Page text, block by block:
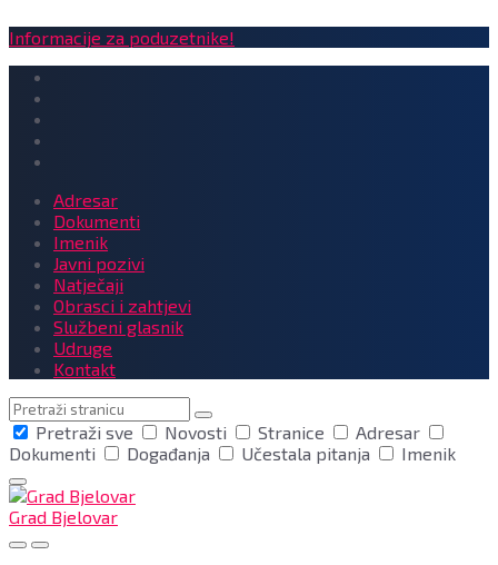
Informacije za poduzetnike!
Adresar
Dokumenti
Imenik
Javni pozivi
Natječaji
Obrasci i zahtjevi
Službeni glasnik
Udruge
Kontakt
Pretraga
Pretraži sve
Novosti Stranice
Adresar
Dokumenti
Događanja Učestala pitanja Imenik
Grad Bjelovar